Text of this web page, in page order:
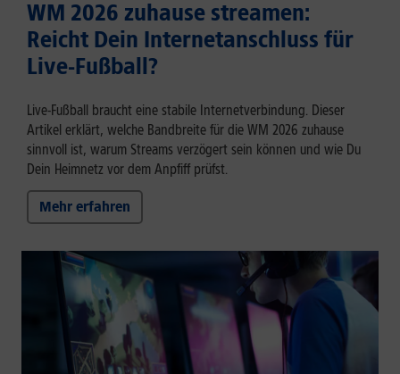
WM 2026 zuhause streamen:
Reicht Dein Internetanschluss für
Live-Fußball?
Live-Fußball braucht eine stabile Internetverbindung. Dieser
Artikel erklärt, welche Bandbreite für die WM 2026 zuhause
sinnvoll ist, warum Streams verzögert sein können und wie Du
Dein Heimnetz vor dem Anpfiff prüfst.
Mehr erfahren